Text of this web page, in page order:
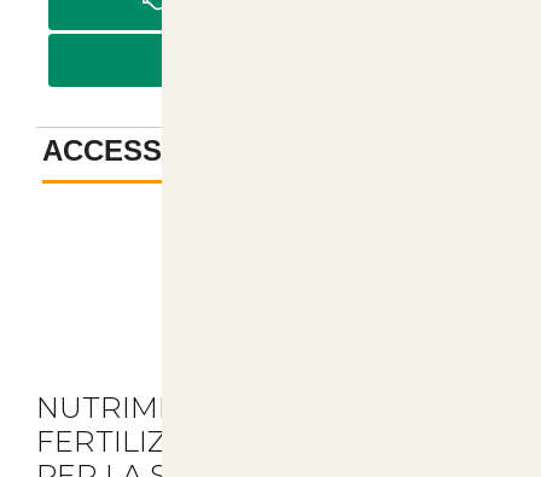
ACCESSORI
NUTRIMIX COMPLETE: IL
FERTILIZZANTE ESSENZIALE